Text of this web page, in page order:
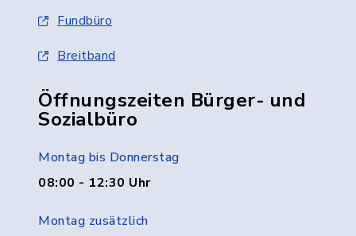
Fundbüro
Breitband
Öffnungszeiten Bürger- und
Sozialbüro
Montag bis Donnerstag
08:00 - 12:30 Uhr
Montag zusätzlich